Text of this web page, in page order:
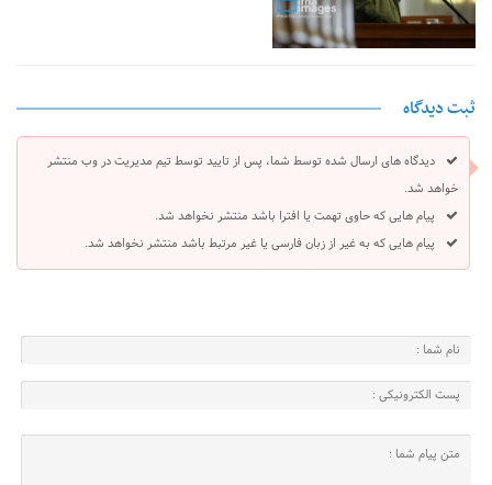
ثبت دیدگاه
دیدگاه های ارسال شده توسط شما، پس از تایید توسط تیم مدیریت در وب منتشر
خواهد شد.
پیام هایی که حاوی تهمت یا افترا باشد منتشر نخواهد شد.
پیام هایی که به غیر از زبان فارسی یا غیر مرتبط باشد منتشر نخواهد شد.